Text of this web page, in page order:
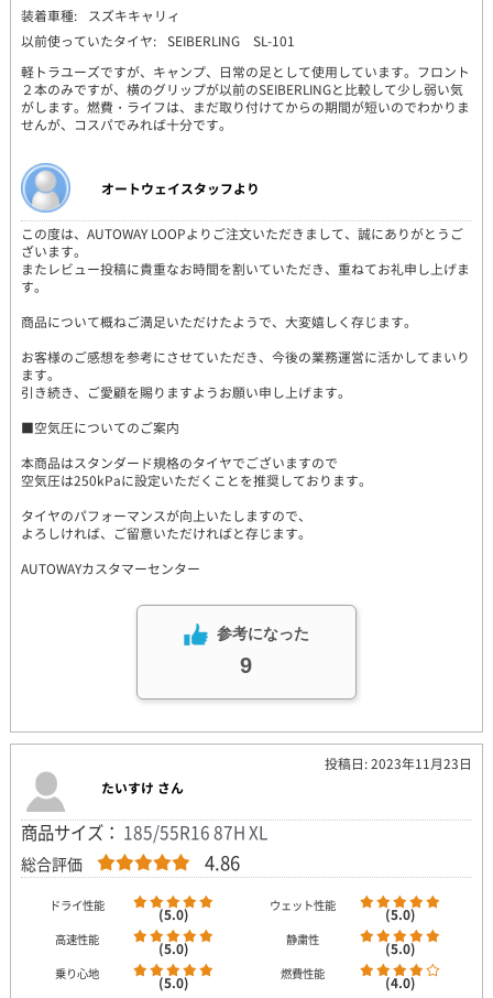
装着車種:
スズキキャリィ
以前使っていたタイヤ: SEIBERLING SL-101
軽トラユーズですが、キャンプ、日常の足として使用しています。フロント
２本のみですが、横のグリップが以前のSEIBERLINGと比較して少し弱い気
がします。燃費・ライフは、まだ取り付けてからの期間が短いのでわかりま
せんが、コスパでみれば十分です。
オートウェイスタッフより
この度は、AUTOWAY LOOPよりご注文いただきまして、誠にありがとうご
ざいます。
またレビュー投稿に貴重なお時間を割いていただき、重ねてお礼申し上げま
す。
商品について概ねご満足いただけたようで、大変嬉しく存じます。
お客様のご感想を参考にさせていただき、今後の業務運営に活かしてまいり
ます。
引き続き、ご愛顧を賜りますようお願い申し上げます。
■空気圧についてのご案内
本商品はスタンダード規格のタイヤでございますので
空気圧は250kPaに設定いただくことを推奨しております。
タイヤのパフォーマンスが向上いたしますので、
よろしければ、ご留意いただければと存じます。
AUTOWAYカスタマーセンター
参考になった
9
投稿日: 2023年11月23日
たいすけ さん
商品サイズ： 185/55R16 87H XL
総合評価 4.86
ドライ性能 (5.0) ウェット性能 (5.0)
高速性能 (5.0) 静粛性 (5.0)
乗り心地 (5.0) 燃費性能 (4.0)